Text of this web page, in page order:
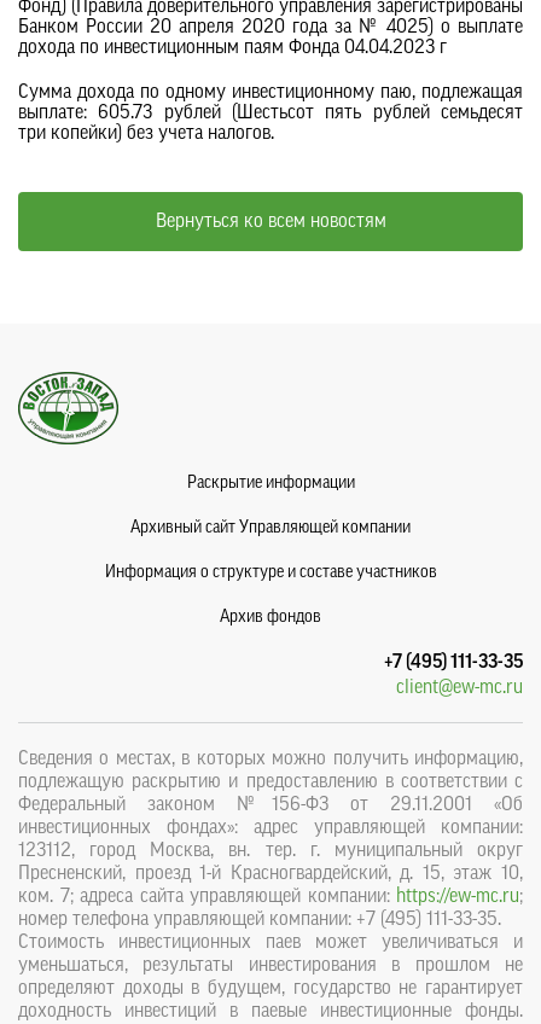
Фонд) (Правила доверительного управления зарегистрированы
Банком России 20 апреля 2020 года за № 4025) о выплате
дохода по инвестиционным паям Фонда 04.04.2023 г
Сумма дохода по одному инвестиционному паю, подлежащая
выплате: 605.73 рублей (Шестьсот пять рублей семьдесят
три копейки) без учета налогов.
Вернуться ко всем новостям
Раскрытие информации
Архивный сайт Управляющей компании
Информация о структуре и составе участников
Архив фондов
+7 (495) 111-33-35
client@ew-mc.ru
Сведения о местах, в которых можно получить информацию,
подлежащую раскрытию и предоставлению в соответствии с
Федеральный законом №156-ФЗ от 29.11.2001 «Об
инвестиционных фондах»: адрес управляющей компании:
123112, город Москва, вн. тер. г. муниципальный округ
Пресненский, проезд 1-й Красногвардейский, д. 15, этаж 10,
ком. 7; адреса сайта управляющей компании: https://ew-mc.ru;
номер телефона управляющей компании: +7 (495) 111-33-35.
Стоимость инвестиционных паев может увеличиваться и
уменьшаться, результаты инвестирования в прошлом не
определяют доходы в будущем, государство не гарантирует
доходность инвестиций в паевые инвестиционные фонды.